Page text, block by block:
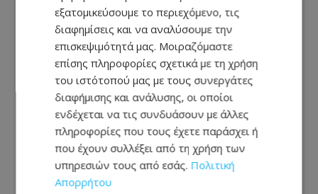
«Όχι» στις νέες κεραίες στο Ακρωτήρι
– Κατεβαίνουν σε διαμαρτυρία
08.08.2026 - 07:41
εξατομικεύσουμε το περιεχόμενο, τις
διαφημίσεις και να αναλύσουμε την
επισκεψιμότητά μας. Μοιραζόμαστε
επίσης πληροφορίες σχετικά με τη χρήση
του ιστότοπού μας με τους συνεργάτες
διαφήμισης και ανάλυσης, οι οποίοι
ενδέχεται να τις συνδυάσουν με άλλες
πληροφορίες που τους έχετε παράσχει ή
που έχουν συλλέξει από τη χρήση των
υπηρεσιών τους από εσάς. Πολιτική
Απορρήτου